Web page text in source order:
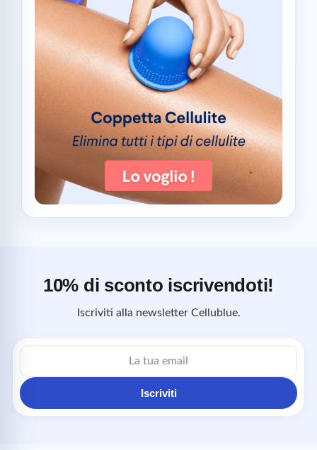
10% di sconto iscrivendoti!
Iscriviti alla newsletter Cellublue.
Indirizzo
email
Iscriviti